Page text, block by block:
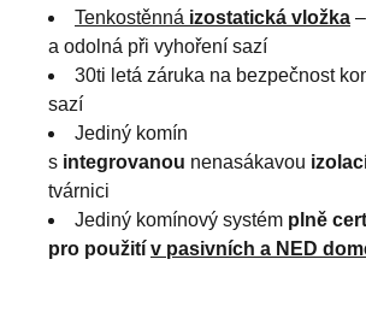
Tenkostěnná izostatická vložka
a odolná při vyhoření sazí
30ti letá záruka na bezpečnost
sazí
Jediný komín
s integrovanou nenasákavou
tvárnici
Jediný komínový systém plně
pro použití v pasivních a NED